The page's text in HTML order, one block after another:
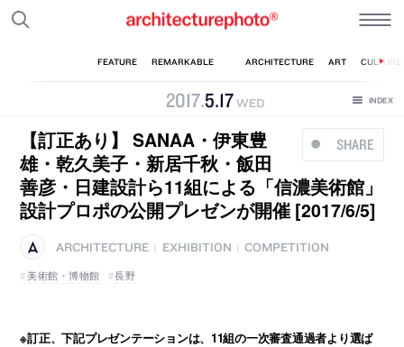
2017.5.17WED
SHARE
【訂正あり】 SANAA・伊東豊
雄・乾久美子・新居千秋・飯田
善彦・日建設計ら11組による「信濃美術館」
設計プロポの公開プレゼンが開催 [2017/6/5]
ARCHITECTURE EXHIBITION
COMPETITION
美術館・博物館
長野
※訂正、下記プレゼンテーションは、11組の一次審査通過者より選ば